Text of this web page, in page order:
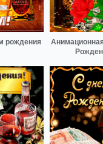
рождения